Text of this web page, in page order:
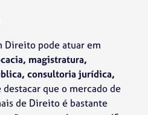
Direito pode atuar em
magistratura,
consultoria jurídica,
que o mercado de
de Direito é bastante